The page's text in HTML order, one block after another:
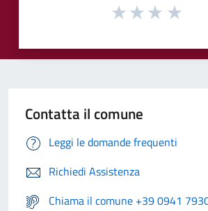
Contatta il comune
Leggi le domande frequenti
Richiedi Assistenza
Chiama il comune +39 0941